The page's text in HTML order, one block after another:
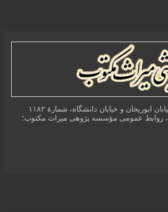
تهران، خیابان انقلاب اسلامی، بین خیابان ابوریحان و خیابان دانشگاه، شمارۀ ۱۱۸۲
(ساختمان فروردین)، طبقۀ دوم، واحد ۸ ، روابط عمومی مؤسسه پژوهی میراث مکتوب؛